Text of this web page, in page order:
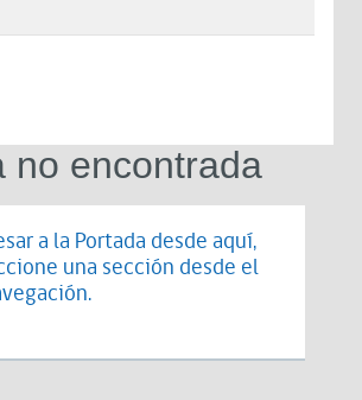
no encontrada
a la Portada desde aquí,
una sección desde el